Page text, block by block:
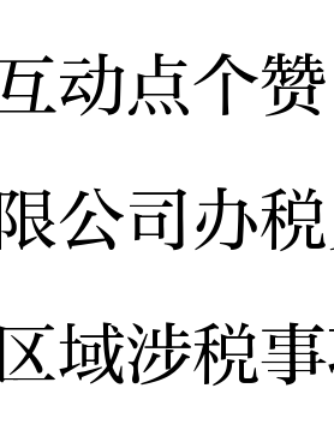
动点个
公司办
域涉税